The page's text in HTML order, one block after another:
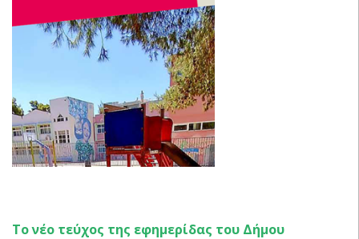
Το νέο τεύχος της εφημερίδας του Δήμου